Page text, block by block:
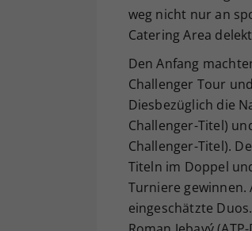
weg nicht nur an
Catering Area
Den Anfang
Challenger Tour
Diesbezüglich die
Challenger-Titel)
Challenger-Titel).
Titeln im Doppel
Turniere gewinnen.
eingeschätzte